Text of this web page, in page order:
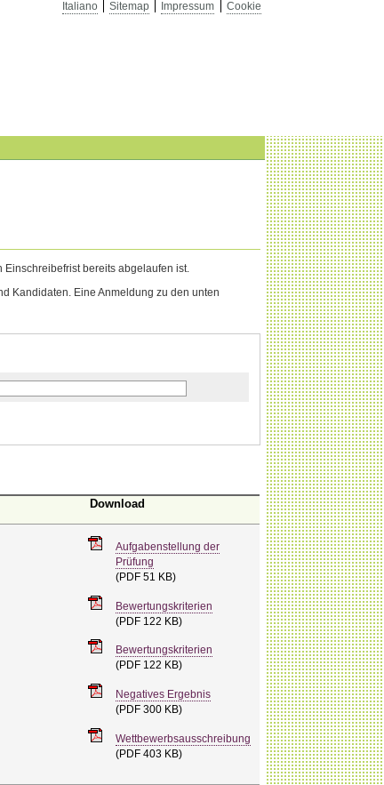
Italiano Sitemap Impressum Cookie
bereits abgelaufen ist.
Kandidaten. Eine Anmeldung zu den unten
Download
Aufgabenstellung der
Prüfung
(PDF 51 KB)
Bewertungskriterien
(PDF 122 KB)
Bewertungskriterien
(PDF 122 KB)
Negatives Ergebnis
(PDF 300 KB)
Wettbewerbsausschreibung
(PDF 403 KB)